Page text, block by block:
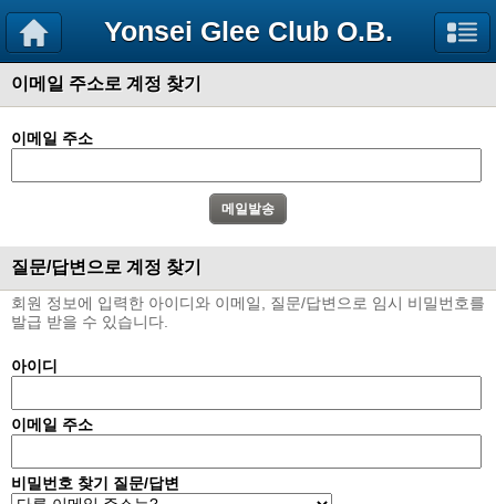
Yonsei Glee Club O.B.
이메일 주소로 계정 찾기
이메일 주소
질문/답변으로 계정 찾기
회원 정보에 입력한 아이디와 이메일, 질문/답변으로 임시 비밀번호를
발급 받을 수 있습니다.
아이디
이메일 주소
비밀번호 찾기 질문/답변